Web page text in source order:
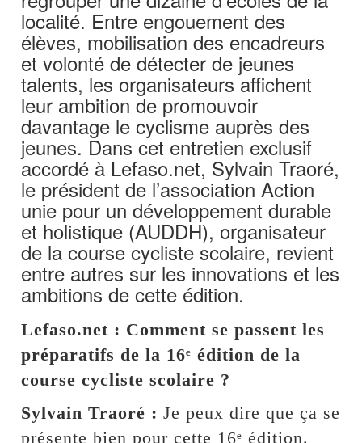
localité. Entre engouement des
élèves, mobilisation des encadreurs
et volonté de détecter de jeunes
talents, les organisateurs affichent
leur ambition de promouvoir
davantage le cyclisme auprès des
jeunes. Dans cet entretien exclusif
accordé à Lefaso.net, Sylvain Traoré,
le président de l’association Action
unie pour un développement durable
et holistique (AUDDH), organisateur
de la course cycliste scolaire, revient
entre autres sur les innovations et les
ambitions de cette édition.
Lefaso.net : Comment se passent les
préparatifs de la 16ᵉ édition de la
course cycliste scolaire ?
Sylvain Traoré : Je peux dire que ça se
présente bien pour cette 16ᵉ édition.